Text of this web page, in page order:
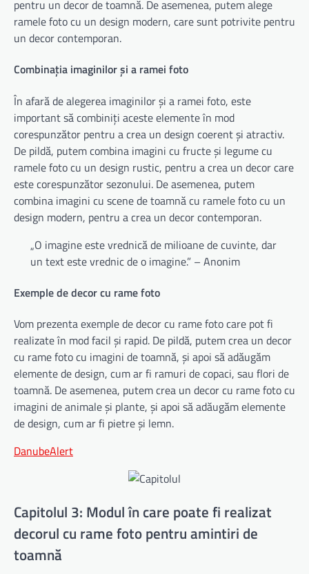
pentru un decor de toamnă. De asemenea, putem alege
ramele foto cu un design modern, care sunt potrivite pentru
un decor contemporan.
Combinația imaginilor și a ramei foto
În afară de alegerea imaginilor și a ramei foto, este
important să combiniți aceste elemente în mod
corespunzător pentru a crea un design coerent și atractiv.
De pildă, putem combina imagini cu fructe și legume cu
ramele foto cu un design rustic, pentru a crea un decor care
este corespunzător sezonului. De asemenea, putem
combina imagini cu scene de toamnă cu ramele foto cu un
design modern, pentru a crea un decor contemporan.
„O imagine este vrednică de milioane de cuvinte, dar
un text este vrednic de o imagine.” – Anonim
Exemple de decor cu rame foto
Vom prezenta exemple de decor cu rame foto care pot fi
realizate în mod facil și rapid. De pildă, putem crea un decor
cu rame foto cu imagini de toamnă, și apoi să adăugăm
elemente de design, cum ar fi ramuri de copaci, sau flori de
toamnă. De asemenea, putem crea un decor cu rame foto cu
imagini de animale și plante, și apoi să adăugăm elemente
de design, cum ar fi pietre și lemn.
DanubeAlert
Capitolul 3: Modul în care poate fi realizat
decorul cu rame foto pentru amintiri de
toamnă